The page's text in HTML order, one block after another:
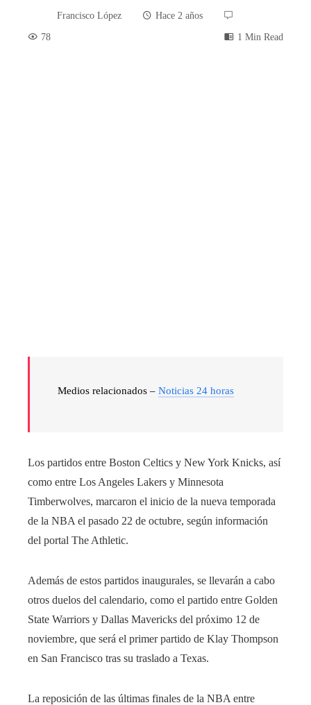
Francisco López
Hace 2 años
78
1 Min Read
Medios relacionados – Noticias 24 horas
Los partidos entre Boston Celtics y New York Knicks, así
como entre Los Angeles Lakers y Minnesota
Timberwolves, marcaron el inicio de la nueva temporada
de la NBA el pasado 22 de octubre, según información
del portal The Athletic.
Además de estos partidos inaugurales, se llevarán a cabo
otros duelos del calendario, como el partido entre Golden
State Warriors y Dallas Mavericks del próximo 12 de
noviembre, que será el primer partido de Klay Thompson
en San Francisco tras su traslado a Texas.
La reposición de las últimas finales de la NBA entre